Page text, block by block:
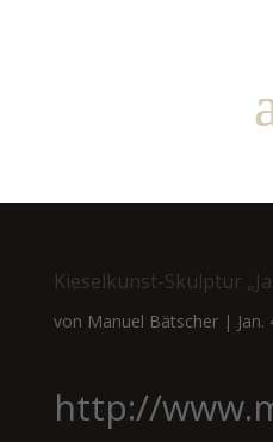
Kieselkunst-Skulptur
von Manuel Bätscher|
http://